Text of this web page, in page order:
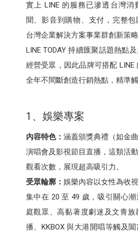
實上 LINE 的服務已滲透台灣消
聞、影音到購物、支付，完整包
台灣企業解決方案事業群創新策
LINE TODAY 持續匯聚話題熱點
經營受眾，因此品牌可搭配 LINE
全年不間斷創造行銷熱點，精準觸
1、娛樂專案
內容特色： 涵蓋頒獎典禮（如金
演唱會及影視節目直播，這類活
觀看次數，展現超高吸引力。
受眾輪廓： 娛樂內容以女性為收
集中在 20 至 49 歲，吸引關心
庭觀眾、高黏著度劇迷及文青
播、KKBOX 與大港開唱等觸及